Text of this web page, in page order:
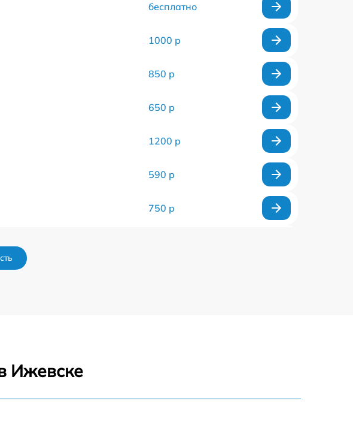
бесплатно
1000 р
850 р
650 р
1200 р
590 р
750 р
Ижевске